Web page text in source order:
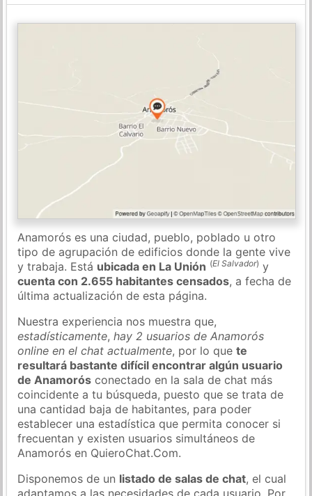
Anamorós es una ciudad, pueblo, poblado u otro
tipo de agrupación de edificios donde la gente vive
y trabaja. Está ubicada en La Unión (El Salvador) y
cuenta con 2.655 habitantes censados, a fecha de
última actualización de esta página.
Nuestra experiencia nos muestra que,
estadísticamente,hay 2 usuarios de Anamorós
online en el chat actualmente, por lo quete
resultará bastante difícil encontrar algún usuario
de Anamorós conectado en la sala de chat más
coincidente a tu búsqueda, puesto que se trata de
una cantidad baja de habitantes, para poder
establecer una estadística que permita conocer si
frecuentan y existen usuarios simultáneos de
Anamorós en QuieroChat.Com.
Disponemos de un listado de salas de chat, el cual
adaptamos a las necesidades de cada usuario. Por